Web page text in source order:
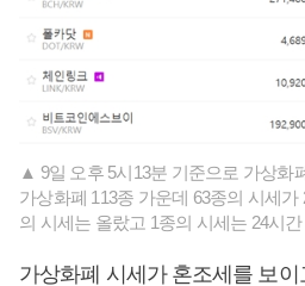
▲ 9일 오후 5시13분 기준으로 가상화
가상화폐 113종 가운데 63종의 시세
의 시세는 올랐고 1종의 시세는 24시
가상화폐 시세가 혼조세를 보이